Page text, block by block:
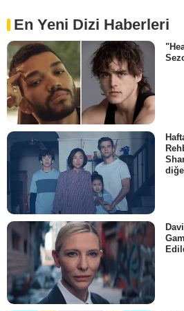
En Yeni Dizi Haberleri